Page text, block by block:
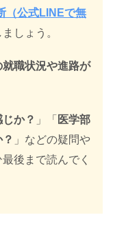
（公式LINEで無
しょう。
就職状況や進路が
か？ 」「 医学部
」などの疑問や
後まで読んでく